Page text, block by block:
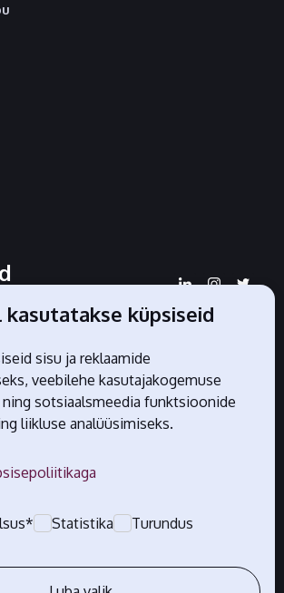
partnerid
küpsiseid
sisu ja reklaamide
veebilehe kasutajakogemuse
ning sotsiaalsmeedia funktsioonide
liikluse analüüsimiseks.
Statistika Turundus